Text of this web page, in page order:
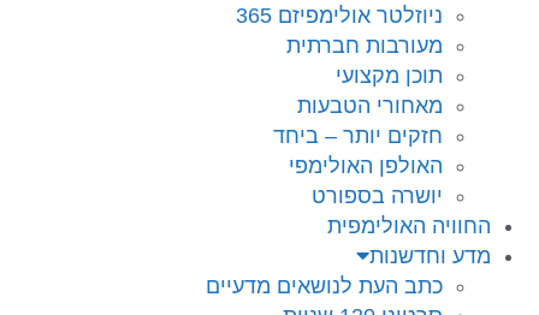
ניוזלטר אולימפיזם 365
מעורבות חברתית
תוכן מקצועי
מאחורי הטבעות
חזקים יותר – ביחד
האולפן האולימפי
יושרה בספורט
החוויה האולימפית
מדע וחדשנות
כתב העת לנושאים מדעיים